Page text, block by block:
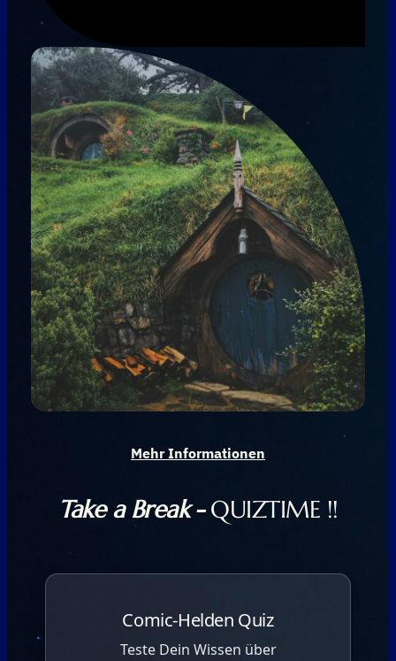
Mehr Informationen
Take a Break -QUIZTIME !!
Comic-Helden Quiz
Teste Dein Wissen über